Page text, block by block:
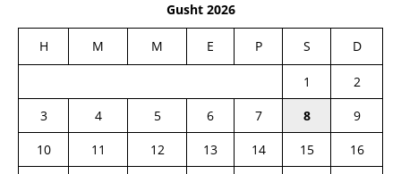
Gusht 2026
H M M E P S D
1
2
3
4 5 6 7 8
9
10
11 12 13 14 15
16